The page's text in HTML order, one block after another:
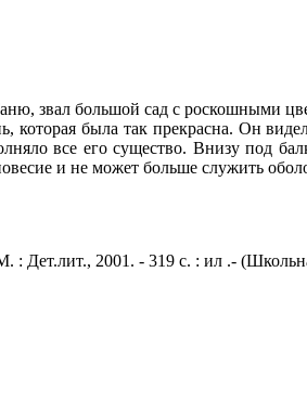
звал большой сад с роскошными
которая была так прекрасна. Он
все его существо. Внизу под
и не может больше служить
: Дет.лит., 2001. - 319 с. : ил .-